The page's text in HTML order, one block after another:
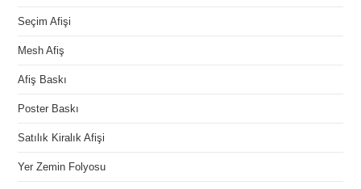
Seçim Afişi
Mesh Afiş
Afiş Baskı
Poster Baskı
Satılık Kiralık Afişi
Yer Zemin Folyosu